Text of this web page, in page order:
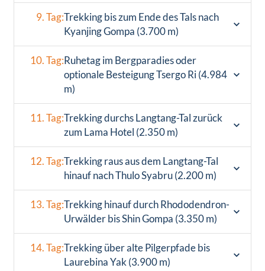
9. Tag:Trekking bis zum Ende des Tals nach
Kyanjing Gompa (3.700 m)
10. Tag:Ruhetag im Bergparadies oder
optionale Besteigung Tsergo Ri (4.984
m)
11. Tag:Trekking durchs Langtang-Tal zurück
zum Lama Hotel (2.350 m)
12. Tag:Trekking raus aus dem Langtang-Tal
hinauf nach Thulo Syabru (2.200 m)
13. Tag:Trekking hinauf durch Rhododendron-
Urwälder bis Shin Gompa (3.350 m)
14. Tag:Trekking über alte Pilgerpfade bis
Laurebina Yak (3.900 m)